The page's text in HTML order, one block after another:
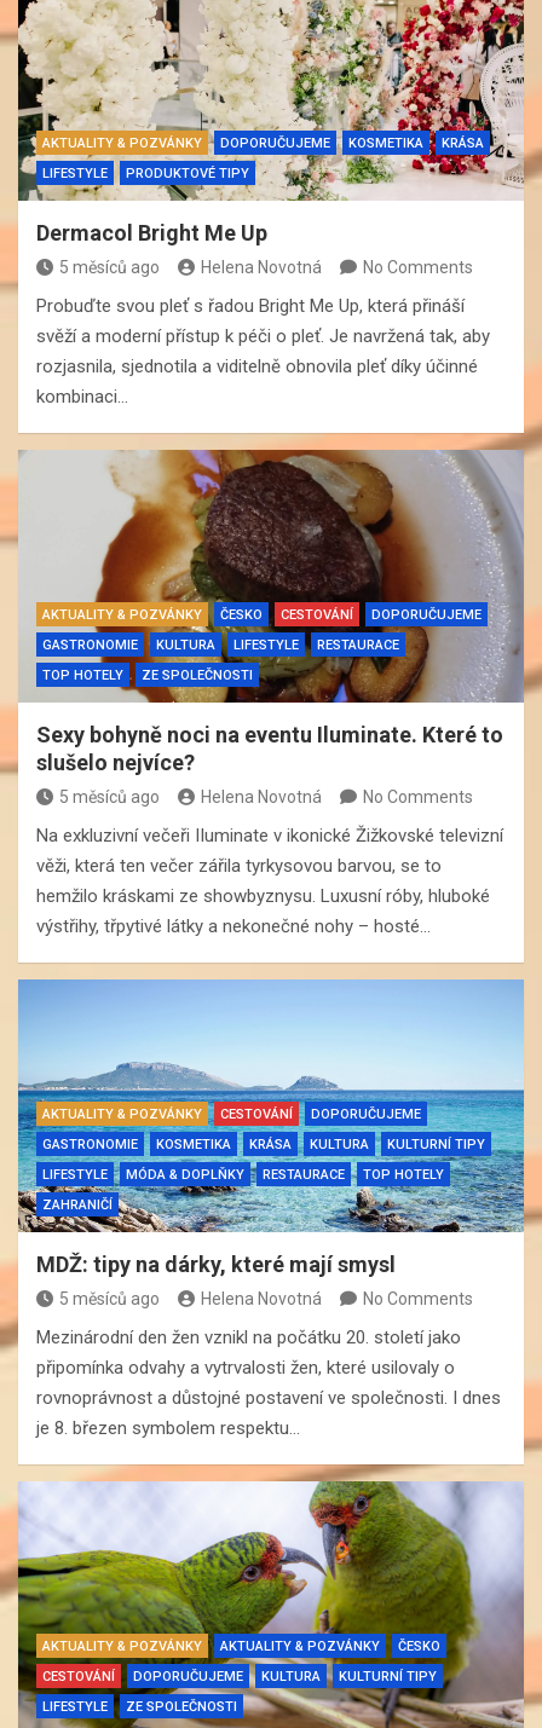
AKTUALITY & POZVÁNKY DOPORUČUJEME KOSMETIKA
KRÁSA
LIFESTYLE
PRODUKTOVÉ TIPY
Dermacol Bright Me Up
5 měsíců ago Helena Novotná No Comments
Probuďte svou pleť s řadou Bright Me Up, která přináší
svěží a moderní přístup k péči o pleť. Je navržená tak, aby
rozjasnila, sjednotila a viditelně obnovila pleť díky účinné
kombinaci…
AKTUALITY & POZVÁNKY ČESKO CESTOVÁNÍ
DOPORUČUJEME
GASTRONOMIE
KULTURA LIFESTYLE
RESTAURACE
TOP HOTELY
ZE SPOLEČNOSTI
Sexy bohyně noci na eventu Iluminate. Které to
slušelo nejvíce?
5 měsíců ago Helena Novotná No Comments
Na exkluzivní večeři IIuminate v ikonické Žižkovské televizní
věži, která ten večer zářila tyrkysovou barvou, se to
hemžilo kráskami ze showbyznysu. Luxusní róby, hluboké
výstřihy, třpytivé látky a nekonečné nohy – hosté…
AKTUALITY & POZVÁNKY CESTOVÁNÍ
DOPORUČUJEME
GASTRONOMIE
KOSMETIKA KRÁSA KULTURA
KULTURNÍ TIPY
LIFESTYLE
MÓDA & DOPLŇKY RESTAURACE
TOP HOTELY
ZAHRANIČÍ
MDŽ: tipy na dárky, které mají smysl
5 měsíců ago Helena Novotná No Comments
Mezinárodní den žen vznikl na počátku 20. století jako
připomínka odvahy a vytrvalosti žen, které usilovaly o
rovnoprávnost a důstojné postavení ve společnosti. I dnes
je 8. březen symbolem respektu…
AKTUALITY & POZVÁNKY AKTUALITY & POZVÁNKY
ČESKO
CESTOVÁNÍ
DOPORUČUJEME KULTURA
KULTURNÍ TIPY
LIFESTYLE
ZE SPOLEČNOSTI